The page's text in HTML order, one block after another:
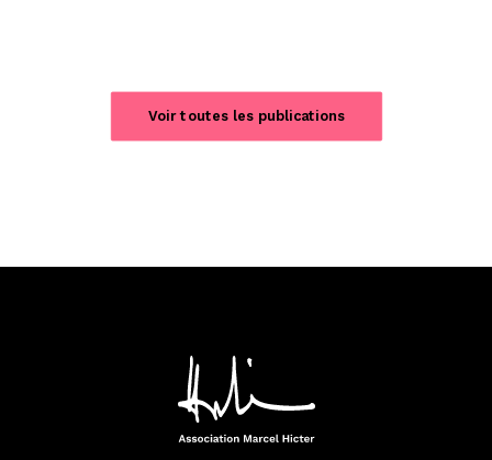
Voir toutes les publications